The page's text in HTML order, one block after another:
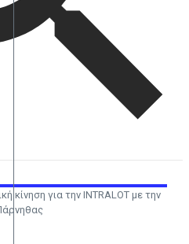
κίνηση για την INTRALOT με την